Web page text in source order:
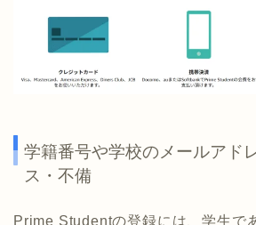
学籍番号や学校のメールアド
ス・不備
Prime Studentの登録には、学生で